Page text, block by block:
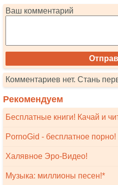
Ваш комментарий
Комментариев нет. Стань
Рекомендуем
Бесплатные книги! Качай и
PornoGid - бесплатное порно!
Халявное Эро-Видео!
Музыка: миллионы песен!*